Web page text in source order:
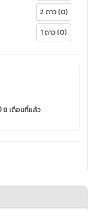
2 ดาว (0)
1 ดาว (0)
8 เดือนที่แล้ว